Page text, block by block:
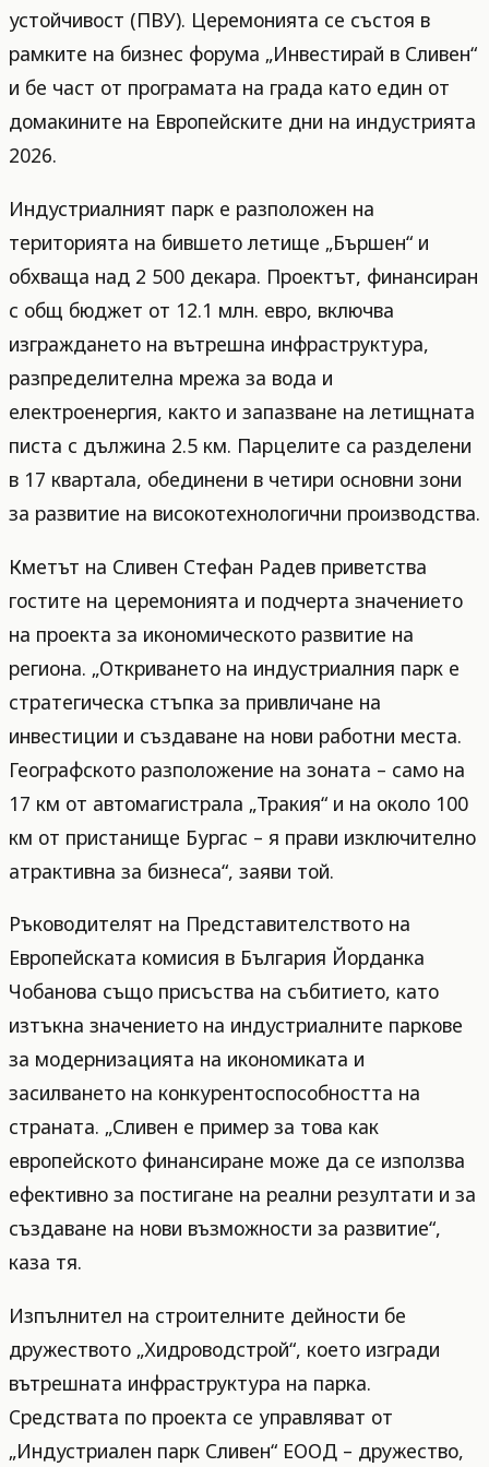
устойчивост (ПВУ). Церемонията се състоя в
рамките на бизнес форума „Инвестирай в Сливен“
и бе част от програмата на града като един от
домакините на Европейските дни на индустрията
2026.
Индустриалният парк е разположен на
територията на бившето летище „Бършен“ и
обхваща над 2 500 декара. Проектът, финансиран
с общ бюджет от 12.1 млн. евро, включва
изграждането на вътрешна инфраструктура,
разпределителна мрежа за вода и
електроенергия, както и запазване на летищната
писта с дължина 2.5 км. Парцелите са разделени
в 17 квартала, обединени в четири основни зони
за развитие на високотехнологични производства.
Кметът на Сливен Стефан Радев приветства
гостите на церемонията и подчерта значението
на проекта за икономическото развитие на
региона. „Откриването на индустриалния парк е
стратегическа стъпка за привличане на
инвестиции и създаване на нови работни места.
Географското разположение на зоната – само на
17 км от автомагистрала „Тракия“ и на около 100
км от пристанище Бургас – я прави изключително
атрактивна за бизнеса“, заяви той.
Ръководителят на Представителството на
Европейската комисия в България Йорданка
Чобанова също присъства на събитието, като
изтъкна значението на индустриалните паркове
за модернизацията на икономиката и
засилването на конкурентоспособността на
страната. „Сливен е пример за това как
европейското финансиране може да се използва
ефективно за постигане на реални резултати и за
създаване на нови възможности за развитие“,
каза тя.
Изпълнител на строителните дейности бе
дружеството „Хидроводстрой“, което изгради
вътрешната инфраструктура на парка.
Средствата по проекта се управляват от
„Индустриален парк Сливен“ ЕООД – дружество,